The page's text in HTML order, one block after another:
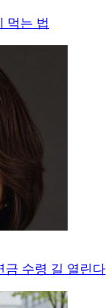
먹는 법
금 수령 길 열린다